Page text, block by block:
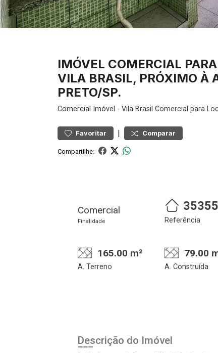
IMÓVEL COMERCIAL
VILA BRASIL, PRÓXIMO À
PRETO/SP.
Comercial Imóvel - Vila Brasil Comercial para
Favoritar | Comparar
Compartilhe:
Comercial
Finalidade
35355
Referência
165.00 m²
A. Terreno
79.00
A. Construída
Descrição do Imóvel